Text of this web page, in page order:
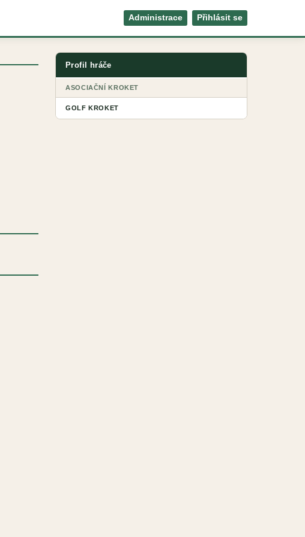
Administrace Přihlásit se
Profil hráče
ASOCIAČNÍ KROKET
GOLF KROKET